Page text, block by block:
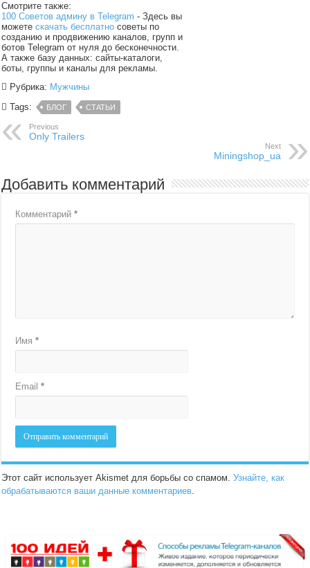
Смотрите также:
100 Советов админу в Telegram - Здесь вы
можетескачать бесплатно советы по
созданию и продвижению каналов, групп и
ботов Telegram от нуля до бесконечности.
А также базу данных: сайты-каталоги,
боты, группы и каналы для рекламы.
Рубрика: Мужчины
Tags:
БЛОГ СТАТЬИ
Previous
Only Trailers
Next
Miningshop_ua
Добавить комментарий
Комментарий*
Имя*
Email*
Этот сайт использует Akismet для борьбы со спамом.Узнайте, как
обрабатываются ваши данные комментариев.